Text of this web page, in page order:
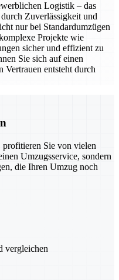
Logistik – das
Zuverlässigkeit und
nur bei Standardumzügen
Projekte wie
sicher und effizient zu
Sie sich auf einen
Vertrauen entsteht durch
profitieren Sie von vielen
Umzugsservice, sondern
die Ihren Umzug noch
vergleichen